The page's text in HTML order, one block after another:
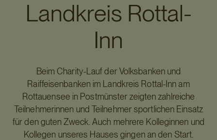
Landkreis Rottal-
Inn
Beim Charity-Lauf der Volksbanken und
Raiffeisenbanken im Landkreis Rottal-Inn am
Rottauensee in Postmünster zeigten zahlreiche
Teilnehmerinnen und Teilnehmer sportlichen Einsatz
für den guten Zweck. Auch mehrere Kolleginnen und
Kollegen unseres Hauses gingen an den Start.